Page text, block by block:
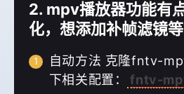
2. mpv播放器功能有
化，想添加补帧滤镜等
自动方法 克隆fntv-
下相关配置：
fntv-